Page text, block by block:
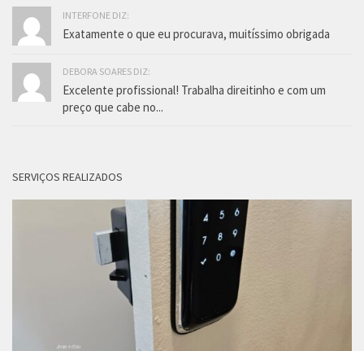
INTERFONE DIZ:
Exatamente o que eu procurava, muitíssimo obrigada
DEBORA SOARES DIZ:
Excelente profissional! Trabalha direitinho e com um
preço que cabe no...
SERVIÇOS REALIZADOS